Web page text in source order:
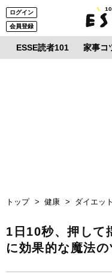
ログイン
会員登録
ESSE読者101 家事コ
トップ 健康 ダイエット
1日10秒、押して
に効果的な魔法の